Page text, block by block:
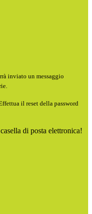
inviato un messaggio
il reset della password
di posta elettronica!